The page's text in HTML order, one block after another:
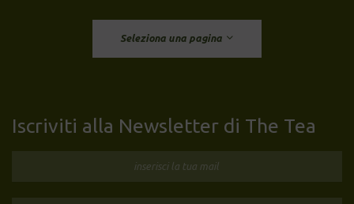
Seleziona una pagina
Iscriviti alla Newsletter di The Tea